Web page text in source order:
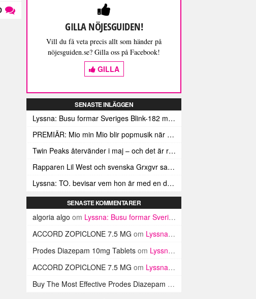
GILLA NÖJESGUIDEN!
Vill du få veta precis allt som händer på
nöjesguiden.se? Gilla oss på Facebook!
GILLA
SENASTE INLÄGGEN
Lyssna: Busu formar Sveriges Blink-182 med sin nya pop-punk-rap-låt
PREMIÄR: Mio min Mio blir popmusik när Ungdom släpper sin debutvideo
Twin Peaks återvänder i maj – och det är rena heroinet enligt Showtimes boss
Rapparen Lil West och svenska Grxgvr samarbetar på den egensinniga bangern Lie To You
Lyssna: TO. bevisar vem hon är med en debut gjord för framtiden
SENASTE KOMMENTARER
algoria algo om Lyssna: Busu formar Sveriges Blink-182 med sin nya pop-punk-rap-låt
ACCORD ZOPICLONE 7.5 MG om Lyssna: Busu formar Sveriges Blink-182 med sin nya pop-punk-rap-låt
Prodes Diazepam 10mg Tablets om Lyssna: Busu formar Sveriges Blink-182 med sin nya pop-punk-rap-låt
ACCORD ZOPICLONE 7.5 MG om Lyssna: Busu formar Sveriges Blink-182 med sin nya pop-punk-rap-låt
Buy The Most Effective Prodes Diazepam Tablets In UK